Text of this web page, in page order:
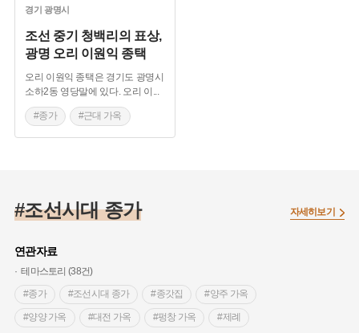
경기 광명시
조선 중기 청백리의 표상,
광명 오리 이원익 종택
오리 이원익 종택은 경기도 광명시
소하2동 영당말에 있다. 오리 이
#종가 #근대 가옥
#종갓집 #경기도 종가
#조선시대 종가
연관자료
테마스토리 (38건)
#종가
#조선시대 종가 #종갓집 #양주 가옥
#양양 가옥 #대전 가옥 #펑창 가옥 #제례
자세히보기